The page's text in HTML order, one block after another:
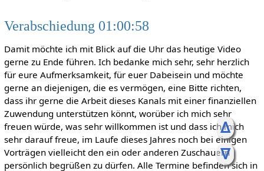
ᐃ
ᐁ
Verabschiedung 01:00:58
Damit möchte ich mit Blick auf die Uhr das heutige Video
gerne zu Ende führen. Ich bedanke mich sehr, sehr herzlich
für eure Aufmerksamkeit, für euer Dabeisein und möchte
gerne an diejenigen, die es vermögen, eine Bitte richten,
dass ihr gerne die Arbeit dieses Kanals mit einer finanziellen
Zuwendung unterstützen könnt, worüber ich mich sehr
freuen würde, was sehr willkommen ist und dass ich mich
sehr darauf freue, im Laufe dieses Jahres noch bei einigen
Vorträgen vielleicht den ein oder anderen Zuschauern
persönlich begrüßen zu dürfen. Alle Termine befinden sich in